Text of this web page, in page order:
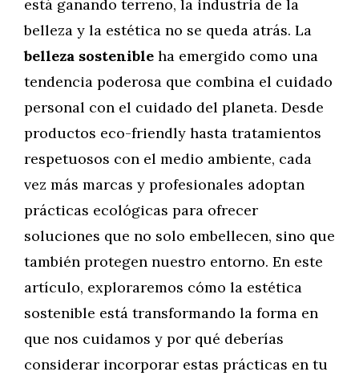
está ganando terreno, la industria de la
belleza y la estética no se queda atrás. La
belleza sostenible ha emergido como una
tendencia poderosa que combina el cuidado
personal con el cuidado del planeta. Desde
productos eco-friendly hasta tratamientos
respetuosos con el medio ambiente, cada
vez más marcas y profesionales adoptan
prácticas ecológicas para ofrecer
soluciones que no solo embellecen, sino que
también protegen nuestro entorno. En este
artículo, exploraremos cómo la estética
sostenible está transformando la forma en
que nos cuidamos y por qué deberías
considerar incorporar estas prácticas en tu